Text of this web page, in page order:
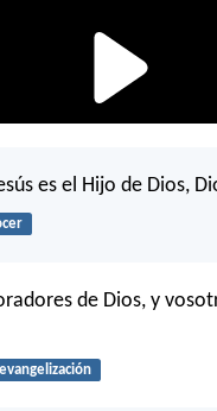
es el Hijo de Dios,
de Dios, y
evangelización